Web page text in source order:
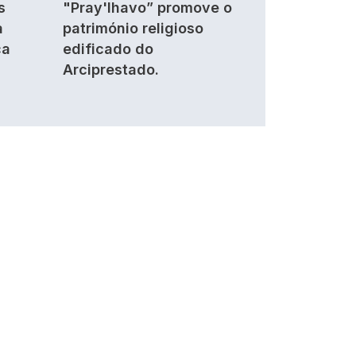
"Pray'lhavo” promove o
património religioso
edificado do
Arciprestado.